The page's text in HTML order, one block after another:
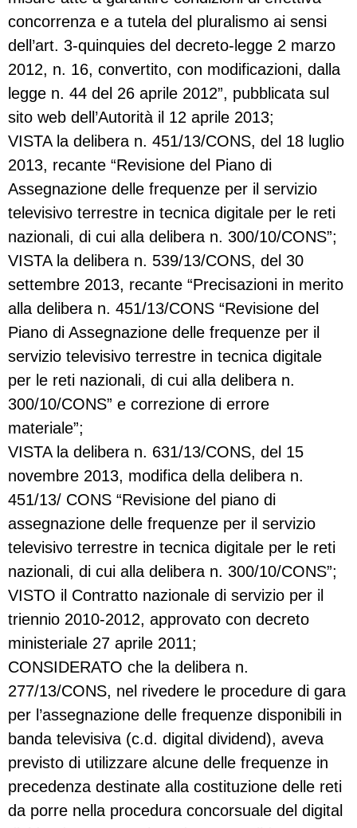
concorrenza e a tutela del pluralismo ai sensi
dell’art. 3-quinquies del decreto-legge 2 marzo
2012, n. 16, convertito, con modificazioni, dalla
legge n. 44 del 26 aprile 2012”, pubblicata sul
sito web dell’Autorità il 12 aprile 2013;
VISTA la delibera n. 451/13/CONS, del 18 luglio
2013, recante “Revisione del Piano di
Assegnazione delle frequenze per il servizio
televisivo terrestre in tecnica digitale per le reti
nazionali, di cui alla delibera n. 300/10/CONS”;
VISTA la delibera n. 539/13/CONS, del 30
settembre 2013, recante “Precisazioni in merito
alla delibera n. 451/13/CONS “Revisione del
Piano di Assegnazione delle frequenze per il
servizio televisivo terrestre in tecnica digitale
per le reti nazionali, di cui alla delibera n.
300/10/CONS” e correzione di errore
materiale”;
VISTA la delibera n. 631/13/CONS, del 15
novembre 2013, modifica della delibera n.
451/13/ CONS “Revisione del piano di
assegnazione delle frequenze per il servizio
televisivo terrestre in tecnica digitale per le reti
nazionali, di cui alla delibera n. 300/10/CONS”;
VISTO il Contratto nazionale di servizio per il
triennio 2010-2012, approvato con decreto
ministeriale 27 aprile 2011;
CONSIDERATO che la delibera n.
277/13/CONS, nel rivedere le procedure di gara
per l’assegnazione delle frequenze disponibili in
banda televisiva (c.d. digital dividend), aveva
previsto di utilizzare alcune delle frequenze in
precedenza destinate alla costituzione delle reti
da porre nella procedura concorsuale del digital